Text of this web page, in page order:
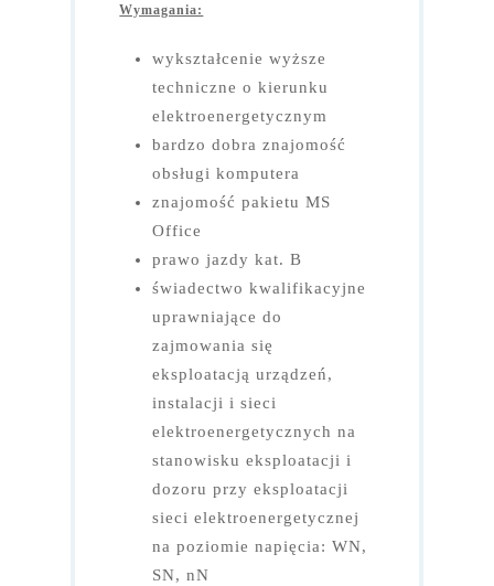
Wymagania:
wykształcenie wyższe
techniczne o kierunku
elektroenergetycznym
bardzo dobra znajomość
obsługi komputera
znajomość pakietu MS
Office
prawo jazdy kat. B
świadectwo kwalifikacyjne
uprawniające do
zajmowania się
eksploatacją urządzeń,
instalacji i sieci
elektroenergetycznych na
stanowisku eksploatacji i
dozoru przy eksploatacji
sieci elektroenergetycznej
na poziomie napięcia: WN,
SN, nN